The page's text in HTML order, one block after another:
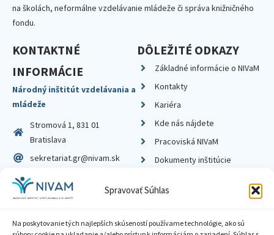
Spravovať Súhlas
Na poskytovanie tých najlepších skúseností používame technológie, ako sú
na školách, neformálne vzdelávanie mládeže či správa knižničného
fondu.
KONTAKTNÉ
INFORMÁCIE
Národný inštitút vzdelávania a
mládeže
Stromová 1, 831 01
Bratislava
sekretariat.gr@nivam.sk
IČO: 00164348
DIČ: 2020798714
DÔLEŽITÉ ODKAZY
Základné informácie o NIVaM
Kontakty
Kariéra
Kde nás nájdete
Pracoviská NIVaM
Dokumenty inštitúcie